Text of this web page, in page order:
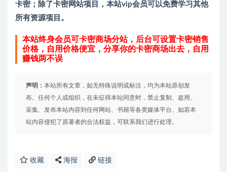
卡密；除了卡密网站项目，本站vip会员可以免费学习其他
所有资源项目。
本站终身会员可卡密商场分站，后台可设置卡密销售
价格，自用价格便宜，分享你的卡密商场出去，自用
赚钱两不误
声明： 本站所有文章，如无特殊说明或标注，均为本站原创发
布。任何个人或组织，在未征得本站同意时，禁止复制、盗用、
采集、发布本站内容到任何网站、书籍等各类媒体平台。如若本
站内容侵犯了原著者的合法权益，可联系我们进行处理。
收藏 海报 链接